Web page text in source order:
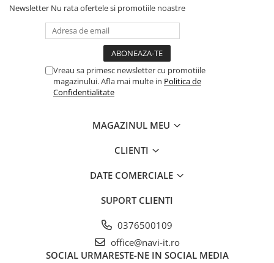
Newsletter Nu rata ofertele si promotiile noastre
Vreau sa primesc newsletter cu promotiile
magazinului. Afla mai multe in Politica de
Confidentialitate
MAGAZINUL MEU
CLIENTI
DATE COMERCIALE
SUPORT CLIENTI
0376500109
office@navi-it.ro
SOCIAL URMARESTE-NE IN SOCIAL MEDIA